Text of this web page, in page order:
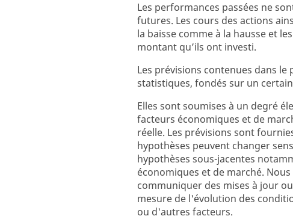
Les performances passées ne
futures. Les cours des actions
la baisse comme à la hausse et
montant qu’ils ont investi.
Les prévisions contenues dans
statistiques, fondés sur un
Elles sont soumises à un degré
facteurs économiques et de
réelle. Les prévisions sont
hypothèses peuvent changer
hypothèses sous-jacentes
économiques et de marché.
communiquer des mises à jour
mesure de l'évolution des
ou d'autres facteurs.